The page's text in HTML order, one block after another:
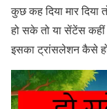
कुछ कह दिया मार दिया
हो सके तो या सेंटेंस कहीं
इसका ट्रांसलेशन कैसे